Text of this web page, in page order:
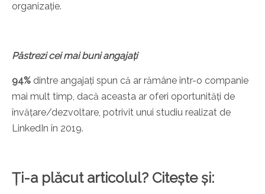
organizație.
Păstrezi cei mai buni angajați
94% dintre angajați spun că ar rămâne într-o companie
mai mult timp, dacă aceasta ar oferi oportunități de
învățare/dezvoltare, potrivit unui studiu realizat de
LinkedIn în 2019.
Ți-a plăcut articolul? Citește și: